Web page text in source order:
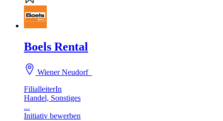
Boels Rental
Wiener Neudorf
FilialleiterIn
Handel, Sonstiges
...
Initiativ bewerben